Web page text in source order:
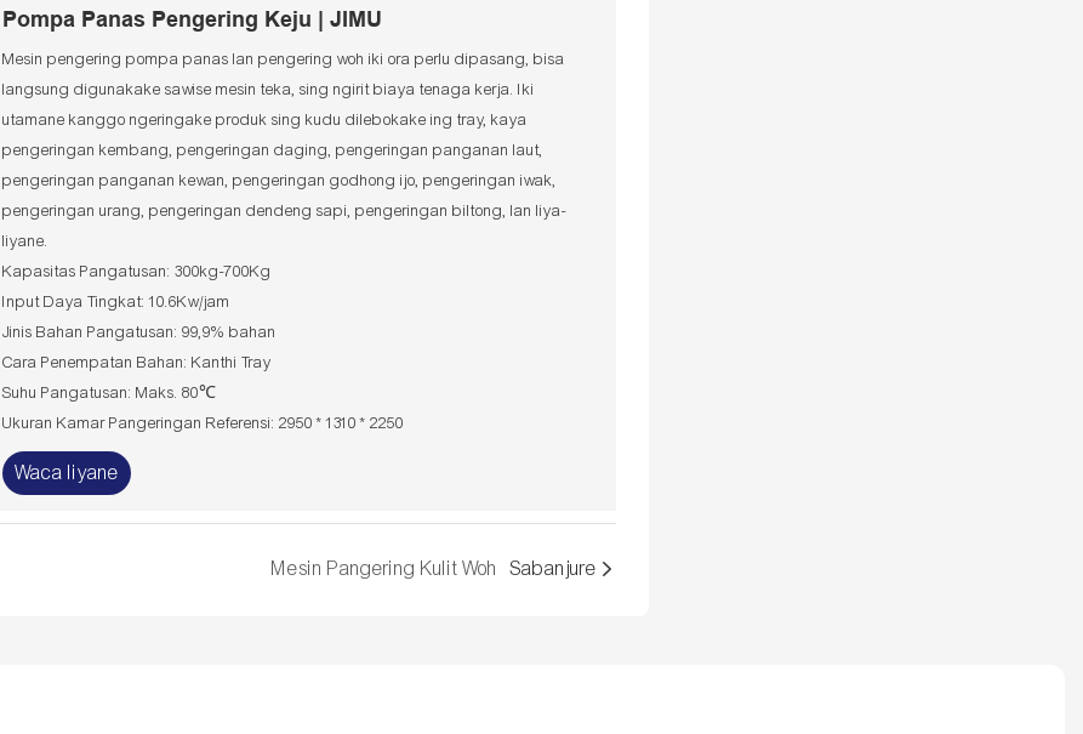
Pompa Panas Pengering Keju | JIMU
Mesin pengering pompa panas lan pengering woh iki ora perlu dipasang, bisa
langsung digunakake sawise mesin teka, sing ngirit biaya tenaga kerja. Iki
utamane kanggo ngeringake produk sing kudu dilebokake ing tray, kaya
pengeringan kembang, pengeringan daging, pengeringan panganan laut,
pengeringan panganan kewan, pengeringan godhong ijo, pengeringan iwak,
pengeringan urang, pengeringan dendeng sapi, pengeringan biltong, lan liya-
liyane.
Kapasitas Pangatusan: 300kg-700Kg
Input Daya Tingkat: 10.6Kw/jam
Jinis Bahan Pangatusan: 99,9% bahan
Cara Penempatan Bahan: Kanthi Tray
Suhu Pangatusan: Maks. 80℃
Ukuran Kamar Pangeringan Referensi: 2950 * 1310 * 2250
Waca liyane
Mesin Pangering Kulit Woh Sabanjure